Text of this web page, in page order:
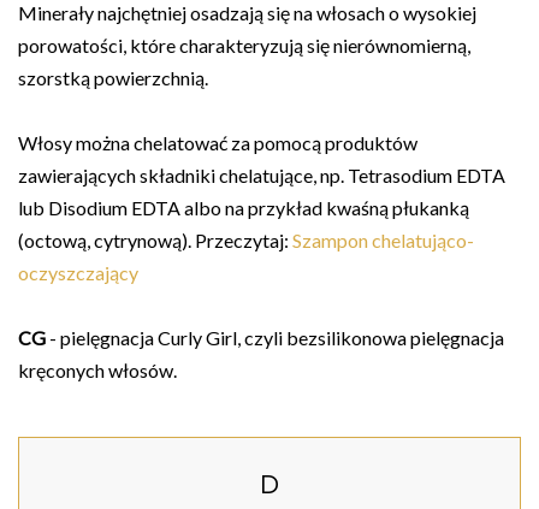
Minerały najchętniej osadzają się na włosach o wysokiej
porowatości, które charakteryzują się nierównomierną,
szorstką powierzchnią.
Włosy można chelatować za pomocą produktów
zawierających składniki chelatujące, np. Tetrasodium EDTA
lub Disodium EDTA albo na przykład kwaśną płukanką
(octową, cytrynową). Przeczytaj: Szampon chelatująco-
oczyszczający
CG - pielęgnacja Curly Girl, czyli bezsilikonowa pielęgnacja
kręconych włosów.
D